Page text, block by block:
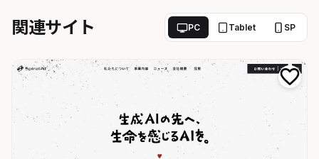
関連サイト PC Tablet SP